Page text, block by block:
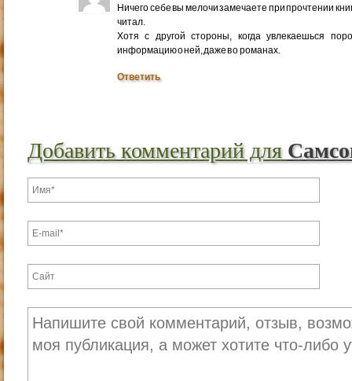
Ничего себе вы мелочи замечаете при прочтении
читал.
Хотя с другой стороны, когда увлекаешься
информацию о ней, даже в о романах.
Ответить
Добавить комментарий для